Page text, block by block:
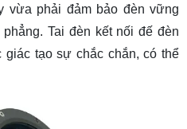
vừa phải đảm bảo đèn vững
Tai đèn kết nối đế đèn
tạo sự chắc chắn, có thể